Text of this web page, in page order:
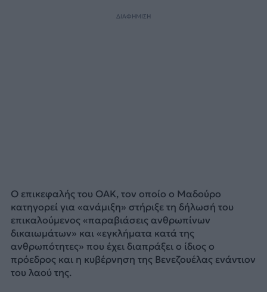
ΔΙΑΦΗΜΙΣΗ
Ο επικεφαλής του ΟΑΚ, τον οποίο ο Μαδούρο
κατηγορεί για «ανάμιξη» στήριξε τη δήλωσή του
επικαλούμενος «παραβιάσεις ανθρωπίνων
δικαιωμάτων» και «εγκλήματα κατά της
ανθρωπότητες» που έχει διαπράξει ο ίδιος ο
πρόεδρος και η κυβέρνηση της Βενεζουέλας ενάντιον
του λαού της.